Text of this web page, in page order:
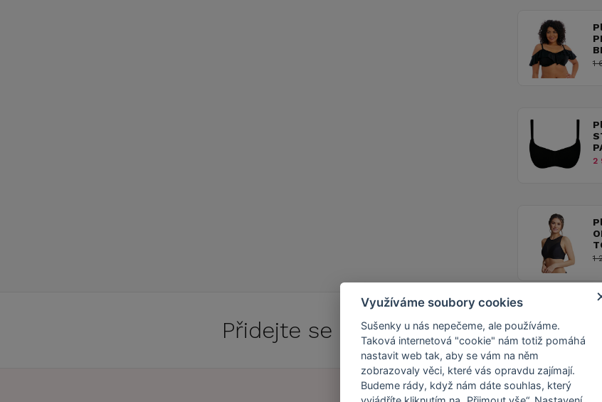
1
2
1
Přidejte se doCaresse Clubu!
Využíváme soubory cookies
Sušenky u nás nepečeme, ale používáme.
Taková internetová "cookie" nám totiž pomáhá
nastavit web tak, aby se vám na něm
zobrazovaly věci, které vás opravdu zajímají.
Budeme rády, když nám dáte souhlas, který